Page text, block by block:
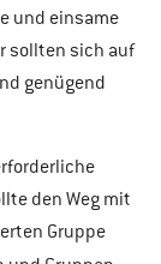
und einsame
sollten sich auf
genügend
den Weg mit
Gruppe